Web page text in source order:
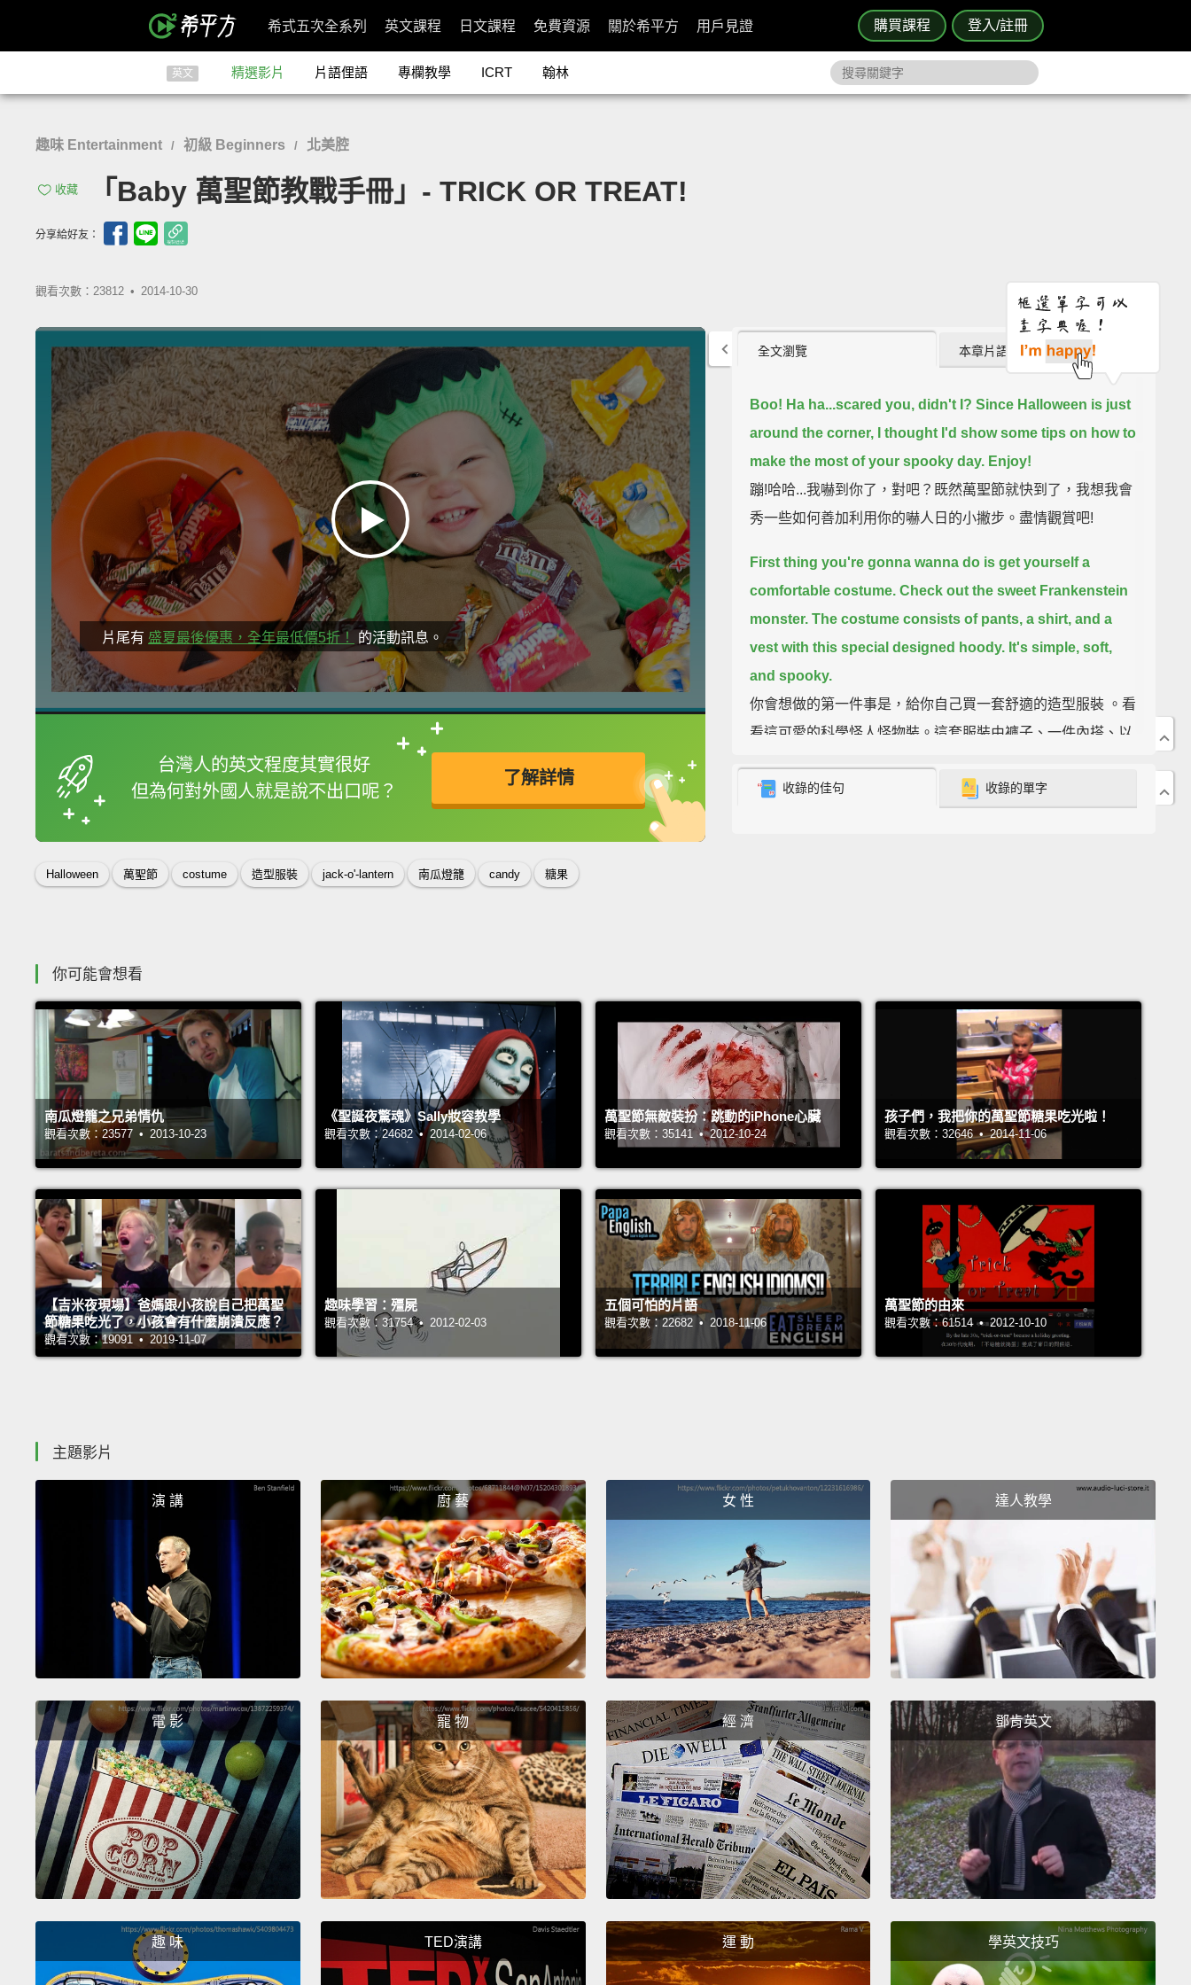
購買課程 登入/註冊
希式五次全系列 英文課程 日文課程 免費資源 關於希平方 用戶見證
英文 精選影片 片語俚語 專欄教學 ICRT 翰林
趣味 Entertainment / 初級 Beginners / 北美腔
收藏 「Baby 萬聖節教戰手冊」- TRICK OR TREAT!
分享給好友：
觀看次數：23812 • 2014-10-30
片尾有 盛夏最後優惠，全年最低價5折！ 的活動訊息。
台灣人的英文程度其實很好
但為何對外國人就是說不出口呢？
了解詳情
框選或點兩下字幕可以直接查字典喔！
英
Halloween 萬聖節 costume 造型服裝 jack-o'-lantern 南瓜燈籠 candy 糖果
全文瀏覽 本章片語 (4)
Boo! Ha ha...scared you, didn't I? Since Halloween is just
around the corner, I thought I'd show some tips on how to
make the most of your spooky day. Enjoy!
蹦!哈哈...我嚇到你了，對吧？既然萬聖節就快到了，我想我會
秀一些如何善加利用你的嚇人日的小撇步。盡情觀賞吧!
First thing you're gonna wanna do is get yourself a
comfortable costume. Check out the sweet Frankenstein
monster. The costume consists of pants, a shirt, and a
vest with this special designed hoody. It's simple, soft,
and spooky.
你會想做的第一件事是，給你自己買一套舒適的造型服裝 。看
看這可愛的科學怪人怪物裝。這套服裝由褲子、一件內搭、以
令人毛骨悚然。
去。我有這個看起來像南瓜燈籠的酷炫提桶。別忘了也要保持
明亮喔。帶上一支手電筒。如果你有個像我這樣的提桶，把手
電筒放進去然後它就會發光了。嗚喔...恐怖囉。
The next thing you're gonna wanna do is bring a parent
for safety. I mean, I totally can do this on my own, but
mommy deserves to have some fun, too.
下一件你會想做的事是，帶上一位家長以策安全。我是說，我
完全可以靠自己做到這件事，但媽咪也應該享受一些樂趣。
My next tip is a no-brainer. Say, "Trick or treat!" when they
answer the door. Let me demonstrate. Trick or treat!
best to be obnoxious and loud. If you're lucky, and the
person decides to let you grab the candy, don't hesitate
又討人厭又大聲。如果你很幸運，那人決定讓你抓糖果，不要
猶豫去挑你最喜歡的。 各位，那是跟著一個「s」的最喜歡－
－複數形態。把所有糖果抓走吧!
And finally, when the sun starts to set, and your bucket is
full of goodies, return home and have a parent inspect the
candy. Mom...I said "inspect." Geez! Wait, I totally forgot—I
don't even need candy. Is there any leftover quinoa?
最後，當太陽開始下山，而且你的提桶裝滿糖果時，回家並且
讓一個家長檢查糖果。媽媽...我是說「檢查」耶。吼呦!等等，
我完全忘了－－我甚至不需要糖果啊。還有任何剩下的藜麥粥
嗎？
Hey, guys, Ollie here. Happy Halloween! I hope you all
enjoyed this episode. If you did, give us thumbs up, and
share with your friends. Be sure to let me know on the
comments below what you're planning on being for
Halloween, and what your all-time favorite candy is.
be sure you're subscribed to BabyLeague for new videos
收錄的佳句 收錄的單字
你可能會想看
南瓜燈籠之兄弟情仇
觀看次數：23577 • 2013-10-23
《聖誕夜驚魂》Sally妝容教學
觀看次數：24682 • 2014-02-06
萬聖節無敵裝扮：跳動的iPhone心臟
觀看次數：35141 • 2012-10-24
孩子們，我把你的萬聖節糖果吃光啦！
觀看次數：32646 • 2014-11-06
【吉米夜現場】爸媽跟小孩說自己把萬聖
節糖果吃光了，小孩會有什麼崩潰反應？
觀看次數：19091 • 2019-11-07
趣味學習：殭屍
觀看次數：31754 • 2012-02-03
五個可怕的片語
觀看次數：22682 • 2018-11-06
萬聖節的由來
觀看次數：61514 • 2012-10-10
主題影片
演 講 廚 藝 女 性 達人教學
電 影 寵 物 經 濟 鄧肯英文
趣 味 TED演講 運 動 學英文技巧